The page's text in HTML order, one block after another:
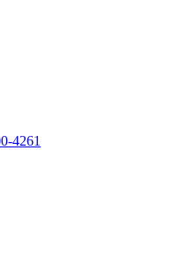
4261